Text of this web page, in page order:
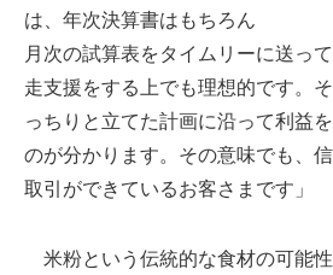
は、年次決算書はもちろん
月次の試算表をタイムリーに送っ
走支援をする上でも理想的です。
っちりと立てた計画に沿って利益
のが分かります。その意味でも、
取引ができているお客さまです」
米粉という伝統的な食材の可能